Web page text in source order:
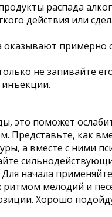
распада
действия или
не запивайте
это поможет
как
а вместе с ними
начала
мелодий и
Хорошо